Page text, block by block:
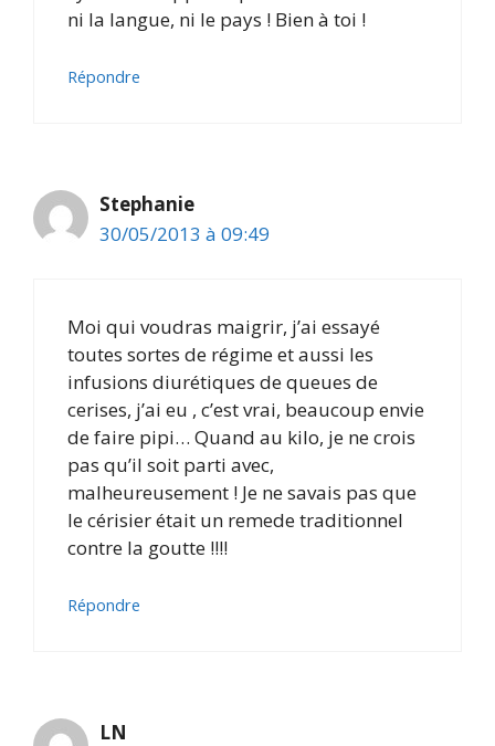
ni la langue, ni le pays ! Bien à toi !
Répondre
Stephanie
30/05/2013 à 09:49
Moi qui voudras maigrir, j’ai essayé
toutes sortes de régime et aussi les
infusions diurétiques de queues de
cerises, j’ai eu , c’est vrai, beaucoup envie
de faire pipi… Quand au kilo, je ne crois
pas qu’il soit parti avec,
malheureusement ! Je ne savais pas que
le cérisier était un remede traditionnel
contre la goutte !!!!
Répondre
LN